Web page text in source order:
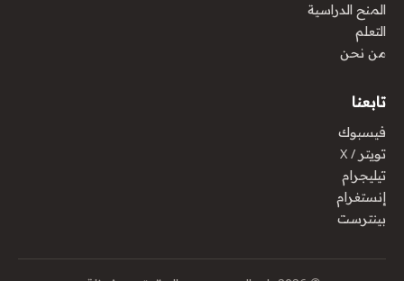
المنح الدراسية
التعلم
من نحن
تابعنا
فيسبوك
تويتر / X
تيليجرام
إنستغرام
بينترست